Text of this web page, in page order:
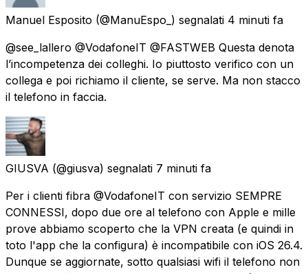
Manuel Esposito (@ManuEspo_) segnalati 4 minuti fa
@see_lallero @VodafoneIT @FASTWEB Questa denota
l’incompetenza dei colleghi. Io piuttosto verifico con un
collega e poi richiamo il cliente, se serve. Ma non stacco
il telefono in faccia.
GIUSVA (@giusva) segnalati 7 minuti fa
Per i clienti fibra @VodafoneIT con servizio SEMPRE
CONNESSI, dopo due ore al telefono con Apple e mille
prove abbiamo scoperto che la VPN creata (e quindi in
toto l'app che la configura) è incompatibile con iOS 26.4.
Dunque se aggiornate, sotto qualsiasi wifi il telefono non